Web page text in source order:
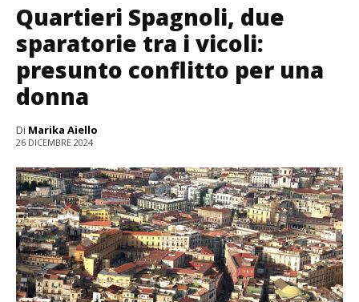
Quartieri Spagnoli, due
sparatorie tra i vicoli:
presunto conflitto per una
donna
Di Marika Aiello
26 DICEMBRE 2024